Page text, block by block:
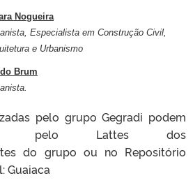
Nogueira
Especialista em Construção Civil,
e Urbanismo
Brum
pelo grupo Gegradi podem
pelo Lattes dos
do grupo ou no Repositório
Guaiaca